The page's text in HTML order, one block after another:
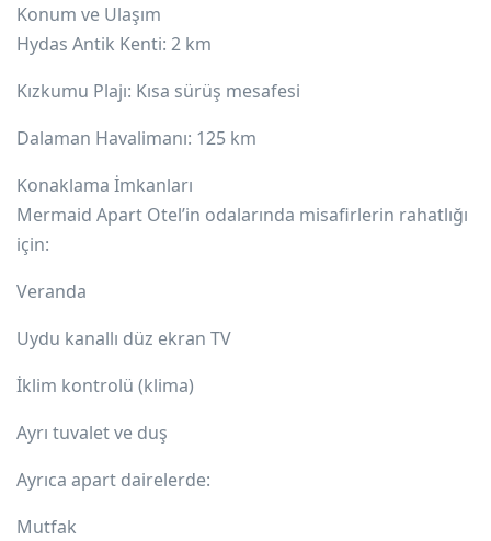
Konum ve Ulaşım
Hydas Antik Kenti: 2 km
Kızkumu Plajı: Kısa sürüş mesafesi
Dalaman Havalimanı: 125 km
Konaklama İmkanları
Mermaid Apart Otel’in odalarında misafirlerin rahatlığı
için:
Veranda
Uydu kanallı düz ekran TV
İklim kontrolü (klima)
Ayrı tuvalet ve duş
Ayrıca apart dairelerde:
Mutfak